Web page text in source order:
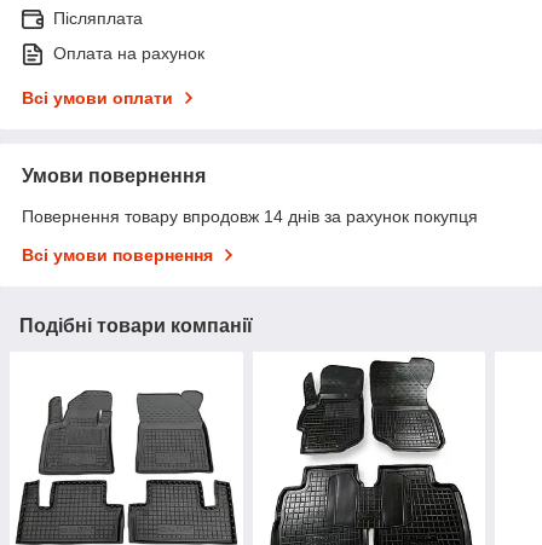
Післяплата
Оплата на рахунок
Всі умови оплати
Умови повернення
Повернення товару впродовж 14 днів за рахунок покупця
Всі умови повернення
Подібні товари компанії